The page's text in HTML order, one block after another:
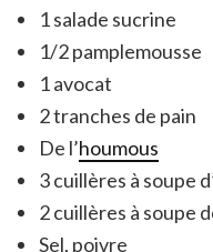
1 salade sucrine
1/2 pamplemousse
1 avocat
2 tranches de pain
De l’houmous
3 cuillères à soupe
2 cuillères à soupe
Sel, poivre